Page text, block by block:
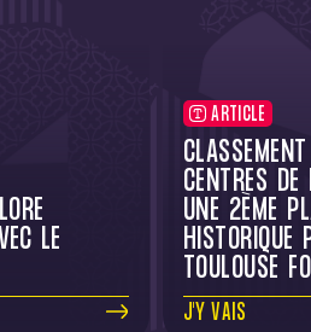
LE
ARTICLE
CENTRES
UNE 2ÈME
HISTORIQUE
TOULOUSE
CLUB
J'Y VAIS